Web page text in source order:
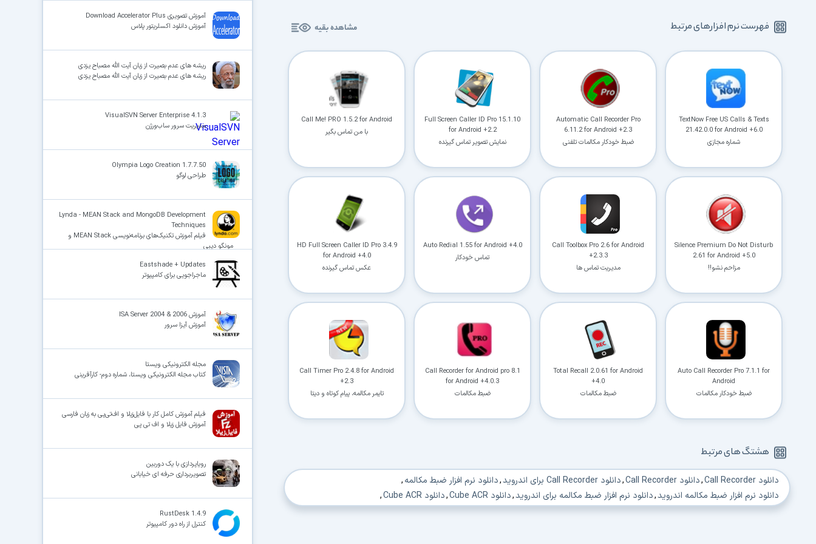
فهرست نرم افزارهای مرتبط مشاهده بقیه
TextNow Free US Calls & Texts
21.42.0.0 for Android +6.0
شماره مجازی
Automatic Call Recorder Pro
6.11.2 for Android +2.3
ضبط خودکار مکالمات تلفنی
Full Screen Caller ID Pro 15.1.10
for Android +2.2
نمایش تصویر تماس گیرنده
Call Me! PRO 1.5.2 for Android
با من تماس بگیر
Silence Premium Do Not Disturb
2.61 for Android +5.0
مزاحم نشو!!
Call Toolbox Pro 2.6 for Android
+2.3.3
مدیریت تماس ها
Auto Redial 1.55 for Android +4.0
تماس خودکار
HD Full Screen Caller ID Pro 3.4.9
for Android +4.0
عکس تماس گیرنده
Auto Call Recorder Pro 7.1.1 for
Android
ضبط خودکار مکالمات
Total Recall 2.0.61 for Android
+4.0
ضبط مکالمات
Call Recorder for Android pro 8.1
for Android +4.0.3
ضبط مکالمات
Call Timer Pro 2.4.8 for Android
+2.3
تایمر مکالمه، پیام کوتاه و دیتا
هشتگ های مرتبط
دانلود Call Recorder ,دانلود Call Recorder ,دانلود Call Recorder برای اندروید ,دانلود نرم افزار ضبط مکالمه,
دانلود نرم افزار ضبط مکالمه اندروید,دانلود نرم افزار ضبط مکالمه برای اندروید,دانلود Cube ACR ,دانلود Cube ACR ,
آموزش تصویری Download Accelerator Plus
آموزش دانلود اکسلریتور پلاس
ریشه های عدم بصیرت از زبان آیت الله مصباح یزدی
ریشه های عدم بصیرت از زبان آیت الله مصباح یزدی
VisualSVN Server Enterprise 4.1.3
مدیریت سرور ساب‌ورژن
Olympia Logo Creation 1.7.7.50
طراحی لوگو
Lynda - MEAN Stack and MongoDB Development
Techniques
فیلم آموزش تکنیک‌های برنامه‌نویسی MEAN Stack و
مونگو دیبی
Eastshade + Updates
ماجراجویی برای کامپیوتر
آموزش ISA Server 2004 & 2006
آموزش آیزا سرور
مجله الکترونیکی ویستا
کتاب مجله الکترونیکی ویستا، شماره دوم- کارآفرینی
فیلم آموزش کامل کار با فایل‌زیلا و اف‌تی‌پی به زبان فارسی
آموزش فایل زیلا و اف تی پی
رویاپردازی با یک دوربین
تصویربرداری حرفه ای خیابانی
RustDesk 1.4.9
کنترل از راه دور کامپیوتر